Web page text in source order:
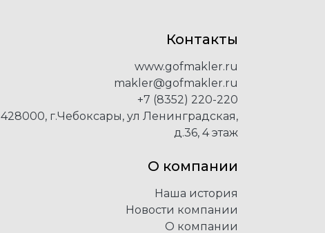
Контакты
www.gofmakler.ru
makler@gofmakler.ru
+7 (8352) 220-220
428000, г.Чебоксары, ул Ленинградская,
д.36, 4 этаж
О компании
Наша история
Новости компании
О компании